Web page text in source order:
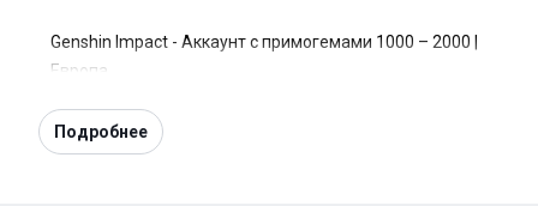
Genshin Impact - Аккаунт с примогемами 1000 – 2000 |
Европа
Подробнее